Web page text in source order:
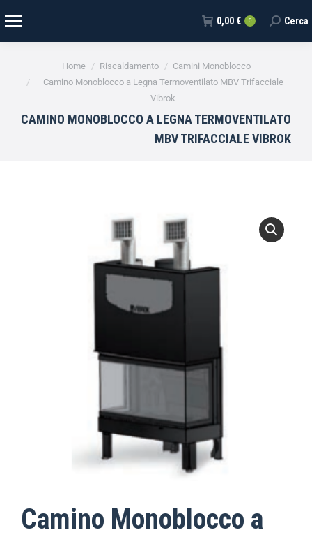
0,00 € 0 Cerca
Tu sei qui:Home Riscaldamento
Camini Monoblocco
Camino Monoblocco a Legna Termoventilato MBV Trifacciale
Vibrok
CAMINO MONOBLOCCO A LEGNA TERMOVENTILATO
MBV TRIFACCIALE VIBROK
Camino Monoblocco a